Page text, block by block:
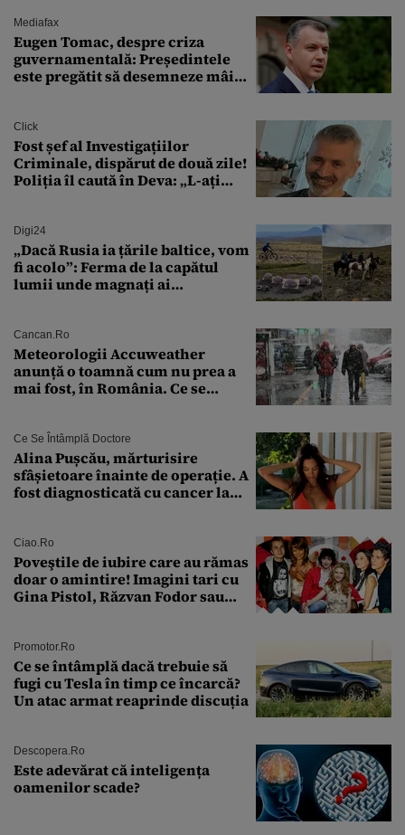
Mediafax
Eugen Tomac, despre criza
guvernamentală: Președintele
este pregătit să desemneze mâine
Click
Fost șef al Investigațiilor
Criminale, dispărut de două zile!
Poliția îl caută în Deva: „L-ați
Digi24
„Dacă Rusia ia țările baltice, vom
fi acolo”: Ferma de la capătul
lumii unde magnați ai
Cancan.ro
Meteorologii Accuweather
anunță o toamnă cum nu prea a
mai fost, în România. Ce se
București. Pe ce dată ninge
Ce Se Întâmplă Doctore
Alina Pușcău, mărturisire
sfâșietoare înainte de operație. A
fost diagnosticată cu cancer la
îmi salvez viața”
Ciao.ro
Poveştile de iubire care au rămas
doar o amintire! Imagini tari cu
Gina Pistol, Răzvan Fodor sau
Promotor.ro
Ce se întâmplă dacă trebuie să
fugi cu Tesla în timp ce încarcă?
Un atac armat reaprinde discuția
Descopera.ro
Este adevărat că inteligența
oamenilor scade?